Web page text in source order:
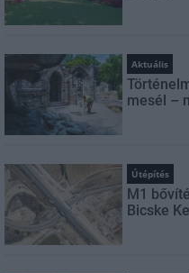
Aktuális
mesél –
Útépítés
M1
Bicske